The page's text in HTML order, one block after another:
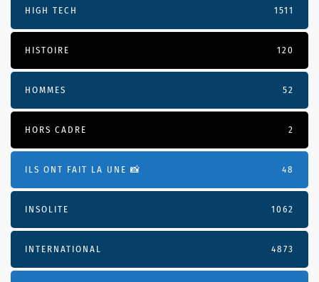
HIGH TECH 1511
HISTOIRE 120
HOMMES 52
HORS CADRE 2
ILS ONT FAIT LA UNE 📸 48
INSOLITE 1062
INTERNATIONAL 4873